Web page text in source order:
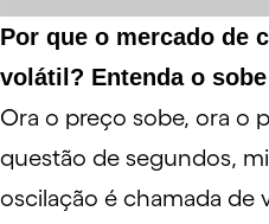
Por que o mercado de
volátil? Entenda o
Ora o preço sobe, ora o
questão de segundos,
oscilação é chamada de